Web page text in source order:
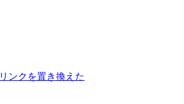
ンクを置き換えた